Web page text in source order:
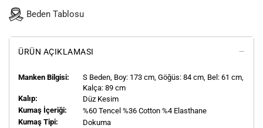
Beden Tablosu
ÜRÜN AÇIKLAMASI
Manken Bilgisi: S Beden, Boy: 173 cm, Göğüs: 84 cm, Bel: 61 cm,
Kalça: 89 cm
Kalıp:
Düz Kesim
Kumaş İçeriği:
%60 Tencel %36 Cotton %4 Elasthane
Kumaş Tipi:
Dokuma